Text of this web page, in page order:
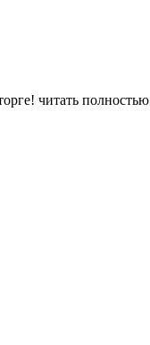
читать полностью